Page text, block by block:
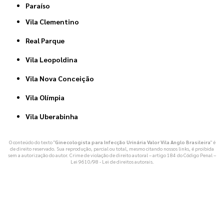
Paraíso
Vila Clementino
Real Parque
Vila Leopoldina
Vila Nova Conceição
Vila Olímpia
Vila Uberabinha
O conteúdo do texto "Ginecologista para Infecção Urinária Valor Vila Anglo Brasileira" é
de direito reservado. Sua reprodução, parcial ou total, mesmo citando nossos links, é proibida
sem a autorização do autor. Crime de violação de direito autoral – artigo 184 do Código Penal –
Lei 9610/98 - Lei de direitos autorais.